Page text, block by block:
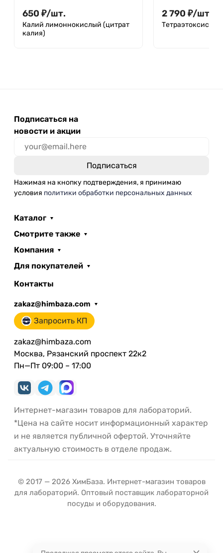
650 ₽/шт.
Калий лимоннокислый (цитрат
калия)
2 790 ₽/шт.
Подписаться на
новости и акции
Нажимая на кнопку подтверждения, я принимаю
условия политики обработки персональных данных
Каталог
Смотрите также
Компания
Для покупателей
Контакты
zakaz@himbaza.com
Запросить КП
zakaz@himbaza.com
Москва, Рязанский проспект 22к2
Пн—Пт 09:00 – 17:00
Интернет-магазин товаров для лабораторий.
*Цена на сайте носит информационный характер
и не является публичной офертой. Уточняйте
актуальную стоимость в отделе продаж.
© 2017 — 2026 ХимБаза. Интернет-магазин товаров
для лабораторий. Оптовый поставщик лабораторной
посуды и оборудования.